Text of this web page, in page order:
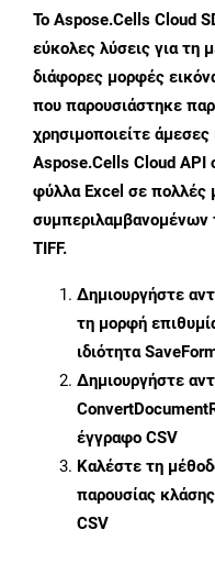
Το Aspose.Cells Cloud
εύκολες λύσεις για τη
διάφορες μορφές
που παρουσιάστηκε
χρησιμοποιείτε
Aspose.Cells Cloud API
φύλλα Excel σε πολλές
συμπεριλαμβανομένων
TIFF.
Δημιουργήστε
τη μορφή
ιδιότητα
Δημιουργήστε
έγγραφο CSV
Καλέστε τη
παρουσίας
CSV